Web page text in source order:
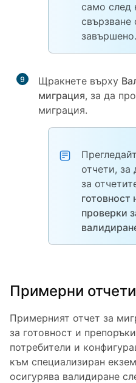
само след
свързване
завършено.
9 Щракнете върху
миграция, за да
миграция.
отчети, за
за
готовност
проверки
Примерни отчети
Примерният отчет за
за готовност и
потребители и
към специализиран
осигурява валидиране